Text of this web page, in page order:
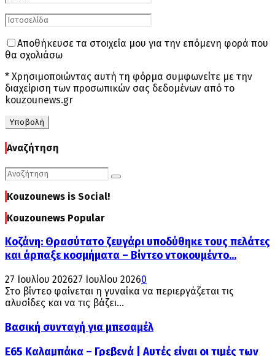
Αποθήκευσε τα στοιχεία μου για την επόμενη φορά που
θα σχολιάσω
* Χρησιμοποιώντας αυτή τη φόρμα συμφωνείτε με την
διαχείριση των προσωπικών σας δεδομένων από το
kouzounews.gr
Αναζήτηση
Search
for:
Search
Kouzounews is Social!
Kouzounews Popular
Κοζάνη: Θρασύτατο ζευγάρι υποδύθηκε τους πελάτες
και άρπαξε κοσμήματα – Βίντεο ντοκουμέντο...
27 Ιουλίου 202627 Ιουλίου 20260
Στο βίντεο φαίνεται η γυναίκα να περιεργάζεται τις
αλυσίδες και να τις βάζει...
Βασική συνταγή για μπεσαμέλ
Ε65 Καλαμπάκα – Γρεβενά | Αυτές είναι οι τιμές των